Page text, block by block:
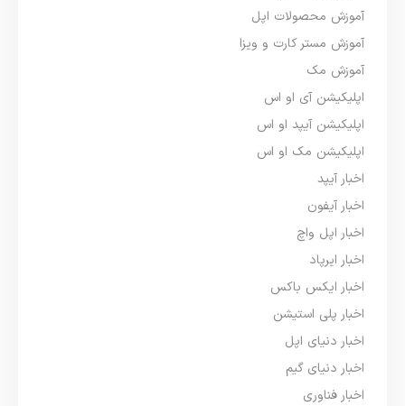
آموزش محصولات اپل
آموزش مستر کارت و ویزا
آموزش مک
اپلیکیشن آی او اس
اپلیکیشن آیپد او اس
اپلیکیشن مک او اس
اخبار آیپد
اخبار آیفون
اخبار اپل واچ
اخبار ایرپاد
اخبار ایکس باکس
اخبار پلی استیشن
اخبار دنیای اپل
اخبار دنیای گیم
اخبار فناوری